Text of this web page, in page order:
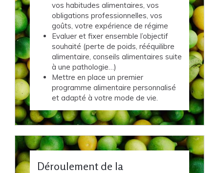
vos habitudes alimentaires, vos
obligations professionnelles, vos
goûts, votre expérience de régime
Evaluer et fixer ensemble l’objectif
souhaité (perte de poids, rééquilibre
alimentaire, conseils alimentaires suite
à une pathologie…)
Mettre en place un premier
programme alimentaire personnalisé
et adapté à votre mode de vie.
Déroulement de la